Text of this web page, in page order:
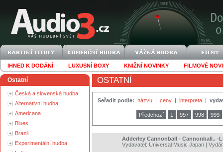
IHNED K DODÁNÍ LUXUSNÍ BOXY KNIŽNÍ NOVINKY FILMOVÉ
Ostatní
Česká a slovenská hudba
Alternativní hudba
Americana
Blues
Brazil
Experimentální hudba
OSTATNÍ
Seřadit podle: názvu | ceny | interpreta |
Předchozí 1 997 998 999
Adderley Cannonball - Cannonball.. -
Vydavatel: Universal Music Japan |